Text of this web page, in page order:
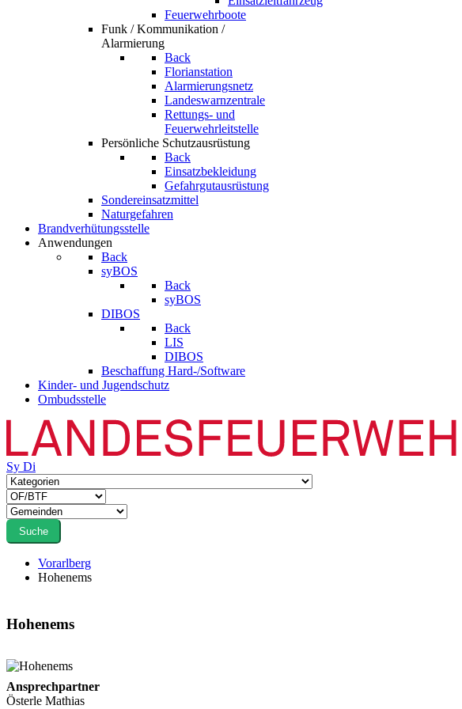
Feuerwehrboote
Funk / Kommunikation /
Alarmierung
Back
Florianstation
Alarmierungsnetz
Landeswarnzentrale
Rettungs- und
Feuerwehrleitstelle
Persönliche Schutzausrüstung
Back
Einsatzbekleidung
Gefahrgutausrüstung
Sondereinsatzmittel
Naturgefahren
Brandverhütungsstelle
Anwendungen
Back
syBOS
Back
syBOS
DIBOS
Back
LIS
DIBOS
Beschaffung Hard-/Software
Kinder- und Jugendschutz
Ombudsstelle
Sy Di
Suche
Vorarlberg
Hohenems
Hohenems
Ansprechpartner
Österle Mathias